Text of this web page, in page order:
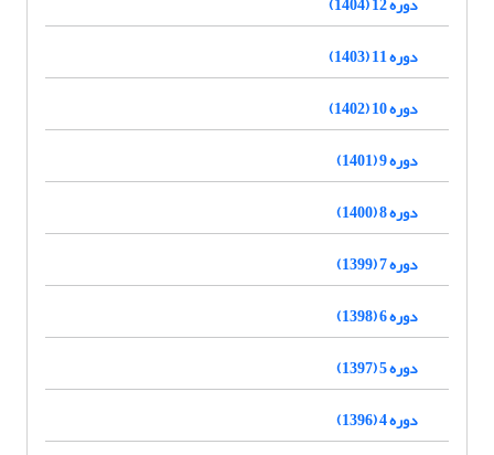
دوره 11 (1403)
دوره 10 (1402)
دوره 9 (1401)
دوره 8 (1400)
دوره 7 (1399)
دوره 6 (1398)
دوره 5 (1397)
دوره 4 (1396)